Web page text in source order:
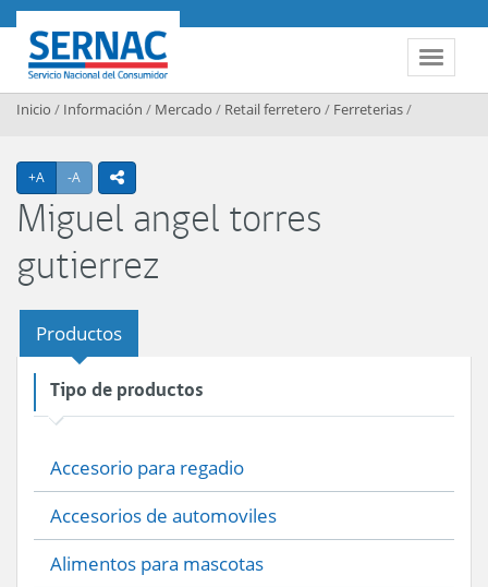
Contenido principal
Toggle
SERNAC
Inicio / Información / Mercado / Retail ferretero / Ferreterias/
+A Agrandar texto
-A Achicar textoicono compartir
Miguel angel torres
gutierrez
Productos
Tipo de productos
Accesorio para regadio
Accesorios de automoviles
Alimentos para mascotas